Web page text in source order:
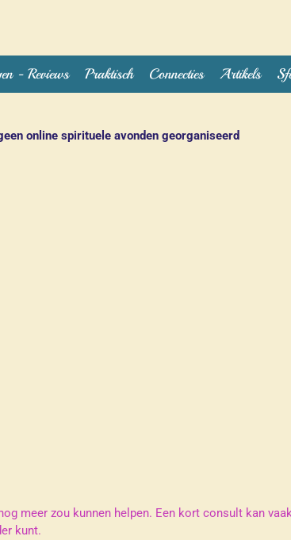
- Reviews Praktisch Connecties Artikels
online spirituele avonden georganiseerd
meer zou kunnen helpen. Een kort consult kan
kunt.